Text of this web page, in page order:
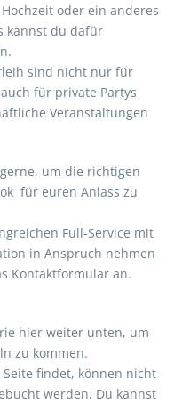
oder ein anderes
kannst du dafür
sind nicht nur für
für private Partys
Veranstaltungen
um die richtigen
für euren Anlass zu
Full-Service mit
in Anspruch nehmen
Kontaktformular an.
hier weiter unten, um
zu kommen.
findet, können nicht
werden. Du kannst